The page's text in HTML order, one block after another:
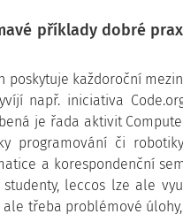
příklady dobré
poskytuje každoroční
např. iniciativa
je řada aktivit
programování či
a korespondenční
leccos lze ale
třeba problémové